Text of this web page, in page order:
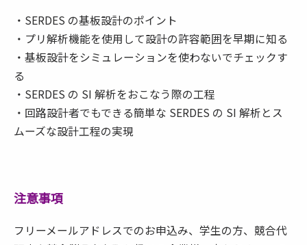
・SERDES の基板設計のポイント
・プリ解析機能を使用して設計の許容範囲を早期に知る
・基板設計をシミュレーションを使わないでチェックす
る
・SERDES の SI 解析をおこなう際の工程
・回路設計者でもできる簡単な SERDES の SI 解析とス
ムーズな設計工程の実現
注意事項
フリーメールアドレスでのお申込み、学生の方、競合代